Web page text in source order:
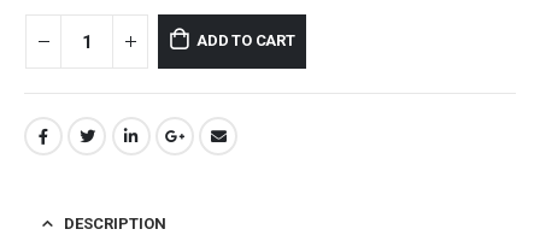
ADD TO CART
DESCRIPTION